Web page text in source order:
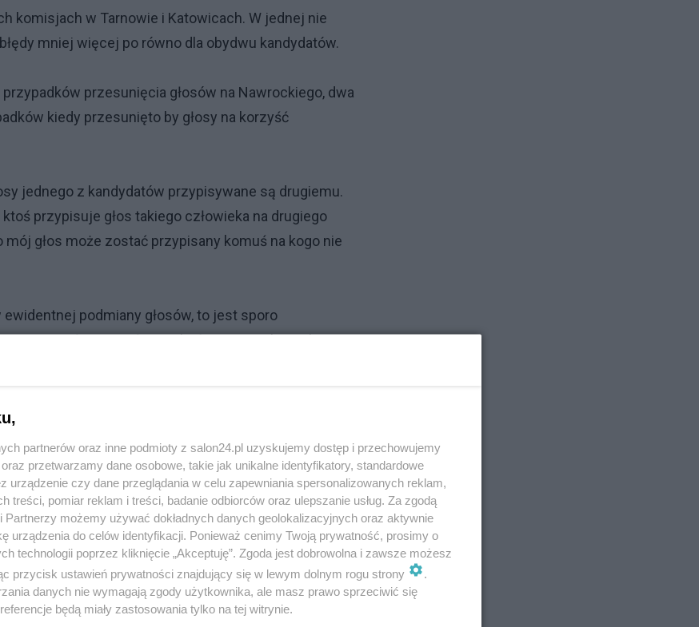
komisjach w Tarnowie i Katowicach. W jednej nie
mniej więcej po równo dla obydwu kandydatów.
przesunięcia głosów na Nawrockiego, dwa
kiedy przesunięto by głosy na korzyść
jednego z kandydatów przypisywane są drugiemu.
przypisuje głos takiego człowieka na drugiego
głos może zostać przypisany komuś na kogo nie
podmiany głosów, to jest sporo
Czy miały one wpływ na końcowy wynik? Na bazie
przeliczyć głosy na przykład w 1000 losowych
tych nieprawidłowości i czy miała ona wpływ na
po na przykład po 200 komisji w których
wyników można by stwierdzić czy
następnych wyborów, ponieważ po co głosować
partnerów oraz inne podmioty z salon24.pl uzyskujemy dostęp i przechowujemy
przetwarzamy dane osobowe, takie jak unikalne identyfikatory, standardowe
urządzenie czy dane przeglądania w celu zapewniania spersonalizowanych reklam,
treści, pomiar reklam i treści, badanie odbiorców oraz ulepszanie usług. Za zgodą
Partnerzy możemy używać dokładnych danych geolokalizacyjnych oraz aktywnie
urządzenia do celów identyfikacji. Ponieważ cenimy Twoją prywatność, prosimy o
technologii poprzez kliknięcie „Akceptuję”. Zgoda jest dobrowolna i zawsze możesz
przycisk ustawień prywatności znajdujący się w lewym dolnym rogu strony
.
danych nie wymagają zgody użytkownika, ale masz prawo sprzeciwić się
będą miały zastosowania tylko na tej witrynie.